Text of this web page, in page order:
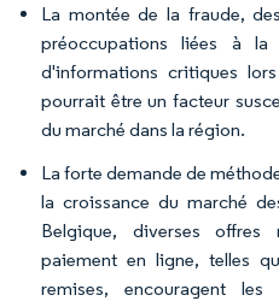
La montée de la fraude,
préoccupations liées à
d'informations critiques
pourrait être un facteur
du marché dans la région.
La forte demande de
la croissance du marché
Belgique, diverses offres
paiement en ligne, telles
remises, encouragent